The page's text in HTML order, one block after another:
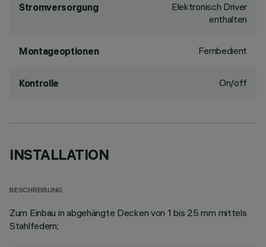
Stromversorgung
Elektronisch Driver
enthalten
Montageoptionen Fernbedient
Kontrolle On/off
INSTALLATION
BESCHREIBUNG
Zum Einbau in abgehängte Decken von 1 bis 25 mm mittels
Stahlfedern;